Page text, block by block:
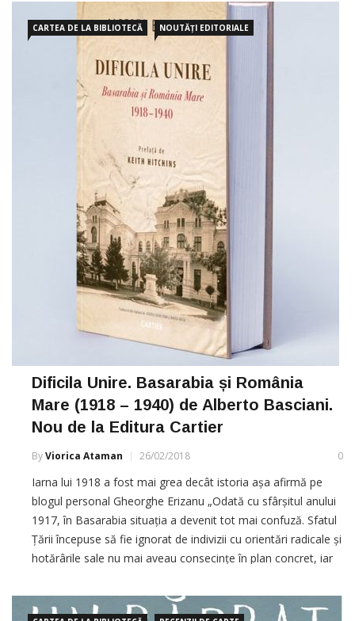
CARTEA DE LA BIBLIOTECĂ NOUTĂȚI EDITORIALE
Dificila Unire. Basarabia și România
Mare (1918 – 1940) de Alberto Basciani.
Nou de la Editura Cartier
ByViorica Ataman 26/02/2018 0
Iarna lui 1918 a fost mai grea decât istoria așa afirmă pe
blogul personal Gheorghe Erizanu „Odată cu sfârșitul anului
1917, în Basarabia situația a devenit tot mai confuză. Sfatul
Țării începuse să fie ignorat de indivizii cu orientări radicale și
hotărârile sale nu mai aveau consecințe în plan concret, iar